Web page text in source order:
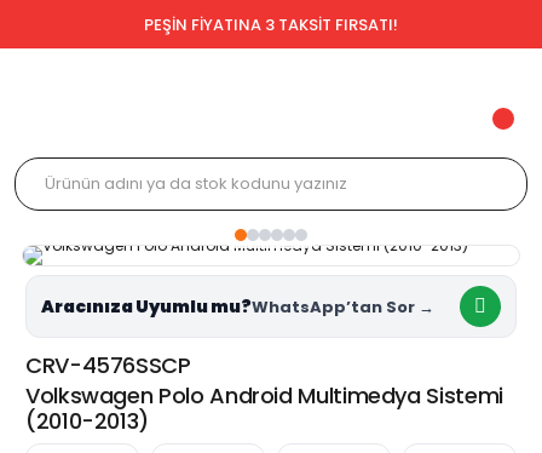
PEŞİN FİYATINA 3 TAKSİT FIRSATI!
Aracınıza Uyumlu mu?
CRV-4576SSCP
Volkswagen Polo Android Multimedya Sistemi
(2010-2013)